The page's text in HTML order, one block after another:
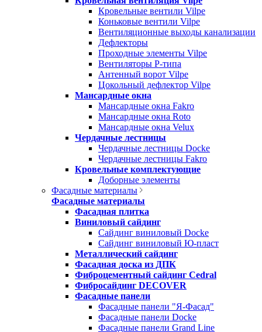
Кровельные вентили Vilpe
Коньковые вентили Vilpe
Вентиляционные выходы канализации
Дефлекторы
Проходные элементы Vilpe
Вентиляторы P-типа
Антенный ворот Vilpe
Цокольный дефлектор Vilpe
Мансардные окна
Мансардные окна Fakro
Мансардные окна Roto
Мансардные окна Velux
Чердачные лестницы
Чердачные лестницы Docke
Чердачные лестницы Fakro
Кровельные комплектующие
Доборные элементы
Фасадные материалы
Фасадные материалы
Фасадная плитка
Виниловый сайдинг
Сайдинг виниловый Docke
Сайдинг виниловый Ю-пласт
Металлический сайдинг
Фасадная доска из ДПК
Фиброцементный сайдинг Cedral
Фибросайдинг DECOVER
Фасадные панели
Фасадные панели "Я-Фасад"
Фасадные панели Docke
Фасадные панели Grand Line